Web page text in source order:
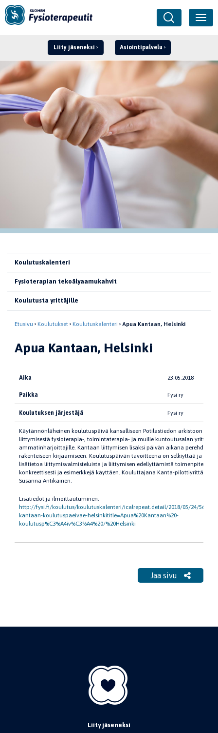
Liity jäseneksi Asiointipalvelu
Kirjaudu ›
Koulutuskalenteri
Fysioterapian tekoälyaamukahvit
Koulutusta yrittäjille
Etusivu Koulutukset Koulutuskalenteri Apua Kantaan, Helsinki
Apua Kantaan, Helsinki
Aika 23.05.2018
Paikka Fysi ry
Koulutuksen järjestäjä Fysi ry
Käytännönläheinen koulutuspäivä kansalliseen Potilastiedon arkistoon
liittymisestä fysioterapia-, toimintaterapia- ja muille kuntoutusalan yrittäjille
ammatinharjoittajille. Kantaan liittymisen lisäksi päivän aikana perehdytään
rakenteiseen kirjaamiseen. Koulutuspäivän tavoitteena on selkiyttää ja
lisätietoa liittymisvalmisteluista ja liittymisen edellyttämistä toimenpiteistä
konkreettisesti ja esimerkkejä käyttäen. Kouluttajana Kanta-pilottiyrittäjä
Susanna Antikainen.
Lisätiedot ja ilmoittautuminen:
http://fysi.fi/koulutus/koulutuskalenteri/icalrepeat.detail/2018/05/24/566/-/
kantaan-koulutuspaeivae-helsinkititle=Apua%20Kantaan%20-
koulutusp%C3%A4iv%C3%A4%20/%20Helsinki
Jaa sivu
Liity jäseneksi